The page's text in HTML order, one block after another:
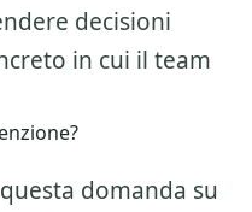
decisioni
in cui il team
domanda su